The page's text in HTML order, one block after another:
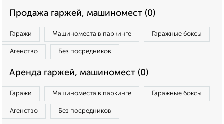
Продажа гаржей, машиномест (0)
Гаражи Машиноместа в паркинге Гаражные боксы
Агенство Без посредников
Аренда гаржей, машиномест (0)
Гаражи Машиноместа в паркинге Гаражные боксы
Агенство Без посредников